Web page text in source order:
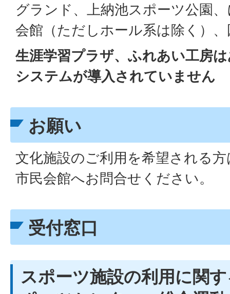
グランド、上納池スポーツ公園
会館（ただしホール系は除く）
生涯学習プラザ、ふれあい工房
システムが導入されていません
お願い
文化施設のご利用を希望される
市民会館へお問合せください。
受付窓口
スポーツ施設の利用に関